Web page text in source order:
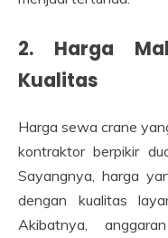
2. Harga
Kualitas
Harga sewa crane
kontraktor berpikir
Sayangnya, harga
dengan kualitas
Akibatnya,